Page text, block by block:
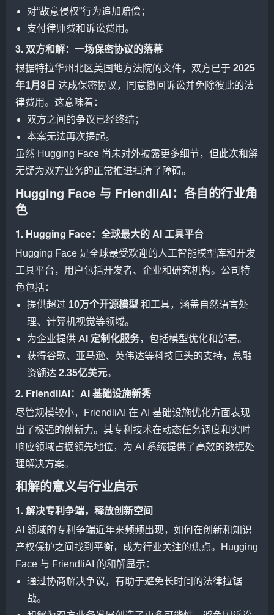
对“故意侵权”行为追加赔偿；
支付律师费和诉讼费用。
3. 双方和解：一场保密协议的落幕
根据特拉华州北区美国地方法院的文件，双方已于 2025
年1月8日 达成保密协议，同意撤回诉讼并免除彼此的法
律费用。这意味着：
双方之间的争议已经终结；
本案无法再次提起。
虽然 Hugging Face 尚未对外披露更多细节，但此次和解
无疑为双方业务的正常推进扫清了障碍。
Hugging Face 与 FriendliAI：各自的行业角
色
1. Hugging Face：全球最大的 AI 工具平台
Hugging Face 是全球最受欢迎的人工智能模型库和开发
工具平台，用户包括开发者、企业和研究机构。公司特
色包括：
提供超过 10万个开源模型 和工具，涵盖自然语言处
理、计算机视觉等领域。
为企业提供 AI 定制化服务，包括模型优化和部署。
获得谷歌、亚马逊、英伟达等科技巨头的支持，总融
资额达2.35亿美元。
2. FriendliAI：AI 基础设施新秀
尽管规模较小，FriendliAI 在 AI 基础设施优化方面表现
出了极强的创新力。其专利技术在动态任务调度和实时
响应领域占据领先地位，为 AI 系统提供了高效的数据处
理解决方案。
和解的意义与行业启示
1. 解决专利争端，释放创新空间
AI 领域的专利争端近年来频频出现，如何在创新和知识
产权保护之间找到平衡，成为行业关注的焦点。Hugging
Face 与 FriendliAI 的和解显示：
通过协商解决争议，有助于避免长时间的法律拉锯
战。